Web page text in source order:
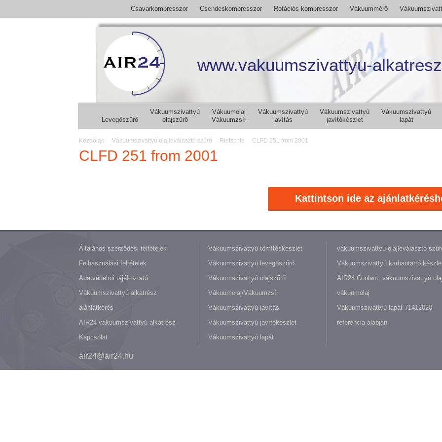
Csavarkompresszor Csendeskompresszor Rotációs kompresszor Vákuummérő
www.vakuumszivattyu-
Levegőszűrő
Vákuumszivattyú
olajszűrő
Vákuumolaj
Vákuumzsír
Vákuumszivattyú
javítás
Vákuumszivattyú
javítókészlet
Vákuumszivattyú
lapát
Kezdőlap Vákuumszivattyú olajleválasztó szűrő Rietschle CLFD 251 from 2001
CLFD 251 from 2001
Kattintson ide az
Általános szerződési feltételek
Felhasználási feltételek
Adatvédelmi tájékoztató
Vákuumszivattyú alkatrész
ajánlatkérés
AIR24 vákuumszivattyú alkatrész
Kapcsolat
Vákuumszivattyú tömítéskészlet
Vákuumszivattyú levegőszűrő
Vákuumszivattyú olajszűrő
Vákuumolaj/Vákuumzsír
Vákuumszivattyú javítás
Vákuumszivattyú javítókészlet
Vákuumszivattyú lapát
vákuumszivattyú olajleválasztó
Vákuumszivattyú karbantartó
AIR24 Coolant, vákuumszivattyú
vákuumolaj
Vákuumszivattyú lapát 71412020
referencia alapján
air24@air24.hu